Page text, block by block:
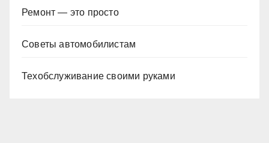
Ремонт — это просто
Советы автомобилистам
Техобслуживание своими руками